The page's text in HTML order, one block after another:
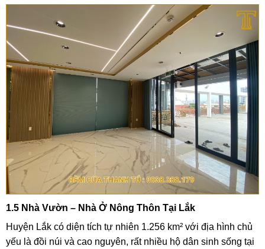
1.5 Nhà Vườn – Nhà Ở Nông Thôn Tại Lắk
Huyện Lắk có diện tích tự nhiên 1.256 km² với địa hình chủ
yếu là đồi núi và cao nguyên, rất nhiều hộ dân sinh sống tại